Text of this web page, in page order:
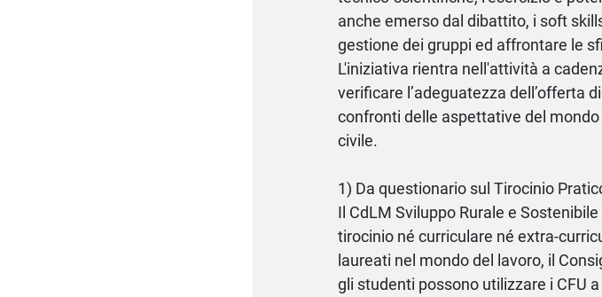
anche emerso dal dibattito, i soft
gestione dei gruppi ed affrontare le
L'iniziativa rientra nell'attività a
verificare l’adeguatezza dell’offerta
confronti delle aspettative del
civile.
1) Da questionario sul Tirocinio
Il CdLM Sviluppo Rurale e
tirocinio né curriculare né extra-
laureati nel mondo del lavoro, il
gli studenti possono utilizzare i CFU